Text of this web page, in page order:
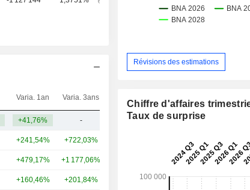
Varia. 1an Varia. 3ans
+41,76% - 17,93 Md
+241,54% +722,03%
+479,17% +1 177,06%
+160,46% +201,84% 69,43 Md
Révisions des estimations
Chiffre d'affaires
Taux de surprise